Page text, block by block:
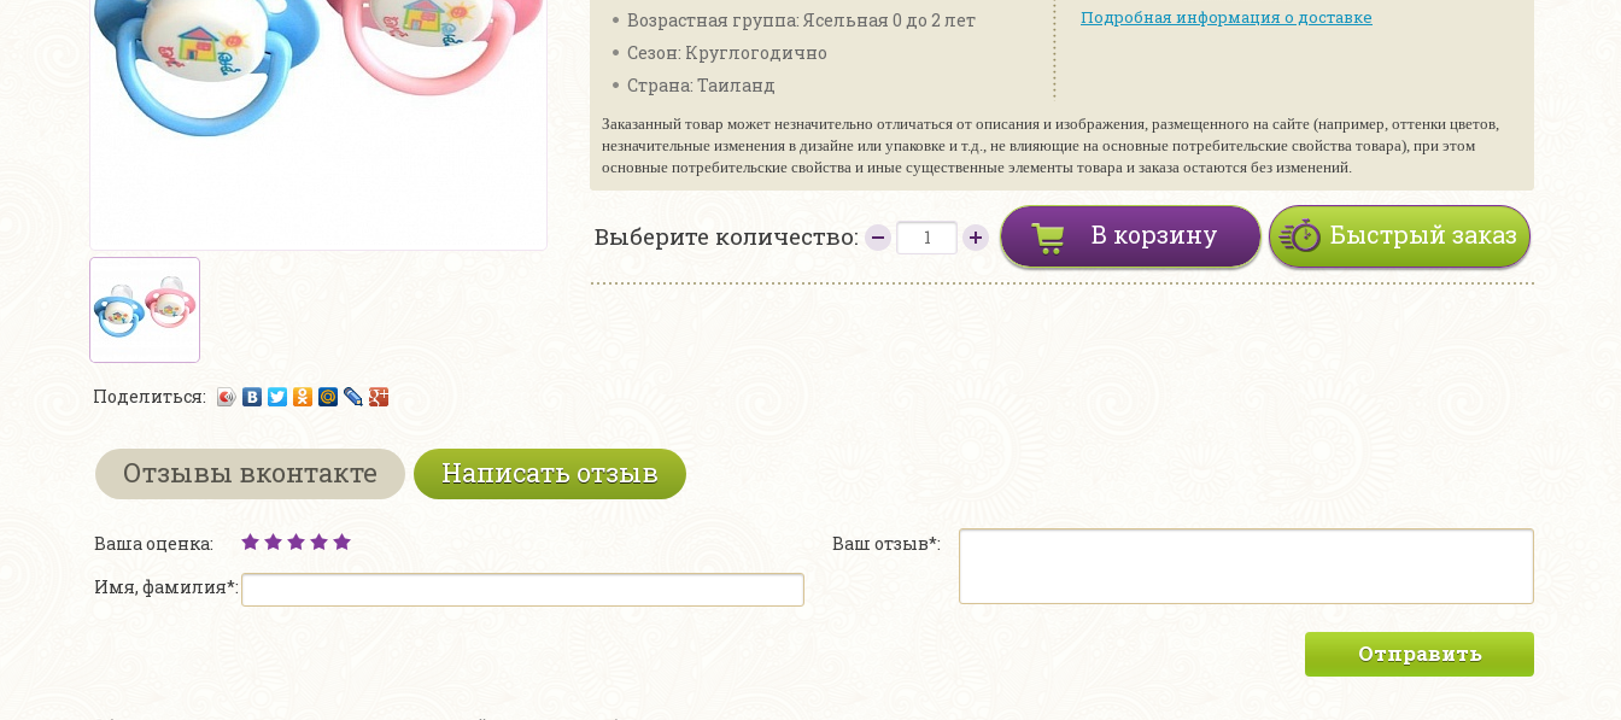
Поделиться:
Возрастная группа: Ясельная 0 до 2 лет
Сезон: Круглогодично
Страна: Таиланд
Подробная информация о доставке
Заказанный товар может незначительно отличаться от описания и изображения, размещенного на сайте (например, оттенки цветов,
незначительные изменения в дизайне или упаковке и т.д., не влияющие на основные потребительские свойства товара), при этом
основные потребительские свойства и иные существенные элементы товара и заказа остаются без изменений.
Выберите количество: Быстрый заказ
В корзину
Отзывы вконтакте Написать отзыв
Ваша оценка:
Имя, фамилия*:
Ваш отзыв*:
Отправить